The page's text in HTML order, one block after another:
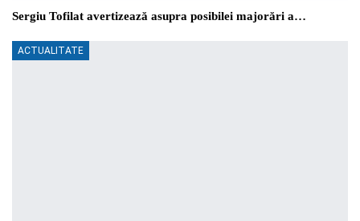
Sergiu Tofilat avertizează asupra posibilei majorări a…
ACTUALITATE